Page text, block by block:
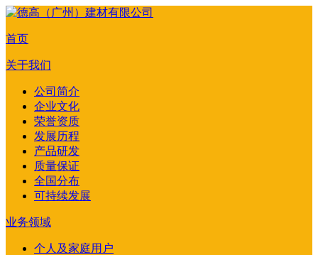
首页
关于我们
公司简介
企业文化
荣誉资质
发展历程
产品研发
质量保证
全国分布
可持续发展
业务领域
个人及家庭用户